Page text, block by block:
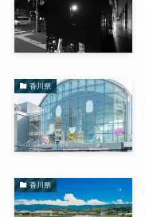
香川県
香川県